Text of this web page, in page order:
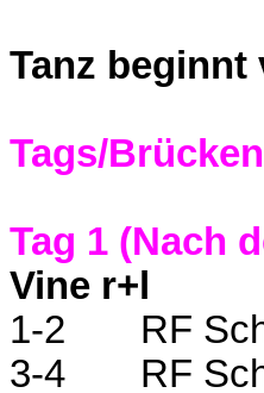
Tanz beginnt
Tags/Brücken
Tag 1 (Nach
Vine r+l
1-2
RF
3-4
RF